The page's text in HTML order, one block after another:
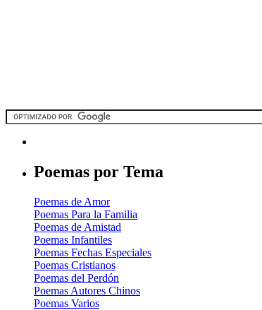
Poemas por Tema
Poemas de Amor
Poemas Para la Familia
Poemas de Amistad
Poemas Infantiles
Poemas Fechas Especiales
Poemas Cristianos
Poemas del Perdón
Poemas Autores Chinos
Poemas Varios